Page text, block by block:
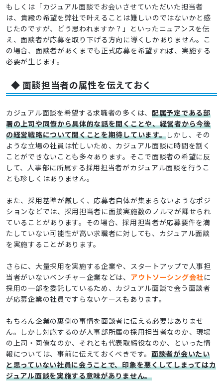
もしくは「カジュアル面談でお会いさせていただいた担当者
は、貴殿の希望を弊社で叶えることは難しいのではないかと感
じたのですが、どう思われますか？」といったニュアンスを伝
え、面談者が応募を取り下げる方向に導くしかありません。こ
の場合、面談者があくまでも正式応募を希望すれば、実施する
必要が生じます。
◆ 面談担当者の属性を伝えておく
カジュアル面談を希望する求職者の多くは、 配属予定である部
署の上司や同僚から具体的な話を聞くことや、経営者から今後
の経営戦略について聞くことを期待しています。しかし、その
ような立場の社員は忙しいため、カジュアル面談に時間を割く
ことができないことも多々あります。そこで面談者の希望に反
して、人事部に所属する採用担当者がカジュアル面談を行うこ
とも珍しくはありません。
また、採用基準が厳しく、応募者自体が集まらないようなポジ
ションなどでは、採用担当者に面接実施数のノルマが課せられ
ていることがあります。その場合、採用担当者が応募要件を満
たしていない可能性が高い求職者に対しても、カジュアル面談
を実施することがあります。
さらに、大量採用を実施する企業や、スタートアップで人事担
当者がいないベンチャー企業などは、 アウトソーシング会社に
採用の一部を委託しているため、カジュアル面談で会う面談者
が応募企業の社員ですらないケースもあります。
もちろん企業の裏側の事情を面談者に伝える必要はありませ
ん。しかし対応するのが人事部所属の採用担当者なのか、現場
の上司・同僚なのか、それとも代表取締役なのか、といった情
報については、事前に伝えておくべきです。 面談者が会いたい
と思っていない社員に会うことで、印象を悪くしてしまってはカ
ジュアル面談を実施する意味がありません。